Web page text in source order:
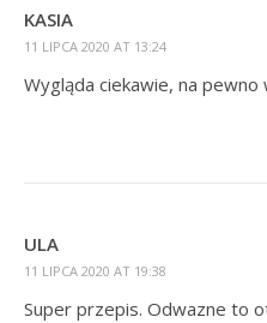
KASIA
11 LIPCA 2020 AT 13:24
Wygląda ciekawie, na
ULA
11 LIPCA 2020 AT 19:38
Super przepis. Odwazne to